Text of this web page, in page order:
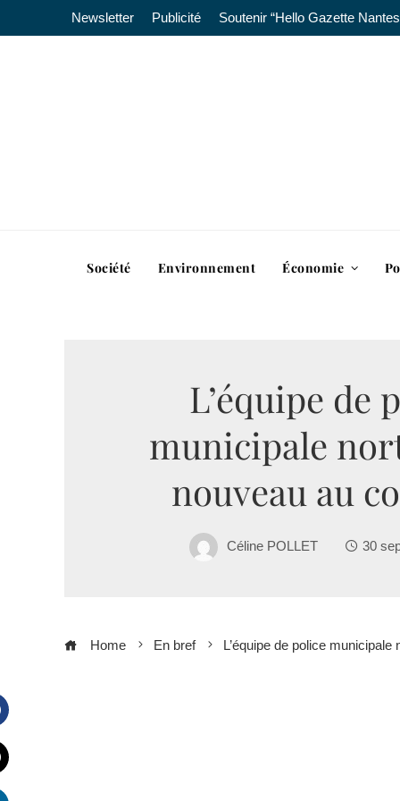
Newsletter Publicité Soutenir “Hello Gazette
Société Environnement Économie
L’équipe de
municipale
nouveau au
Céline POLLET 30
Home En bref L’équipe de police